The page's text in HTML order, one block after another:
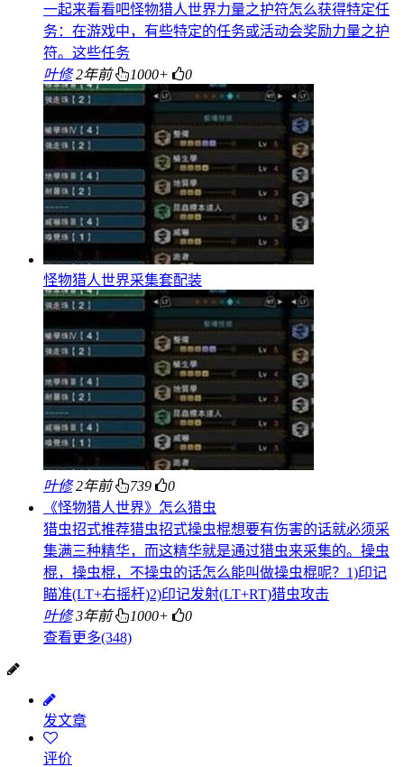
一起来看看吧怪物猎人世界力量之护符怎么获得特定任
务：在游戏中，有些特定的任务或活动会奖励力量之护
符。这些任务
叶修 2年前 1000+ 0
怪物猎人世界采集套配装
叶修 2年前 739
0
《怪物猎人世界》怎么猎虫
猎虫招式推荐猎虫招式操虫棍想要有伤害的话就必须采
集满三种精华，而这精华就是通过猎虫来采集的。操虫
棍，操虫棍，不操虫的话怎么能叫做操虫棍呢？1)印记
瞄准(LT+右摇杆)2)印记发射(LT+RT)猎虫攻击
叶修 3年前 1000+
0
查看更多(348)
发文章
评价